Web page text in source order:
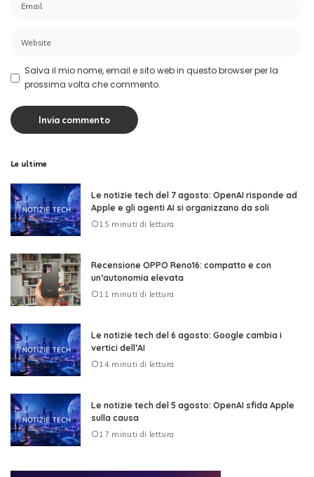
Salva il mio nome, email e sito web in questo browser per la
prossima volta che commento.
Le ultime
Le notizie tech del 7 agosto: OpenAI risponde ad
Apple e gli agenti AI si organizzano da soli
15 minuti di lettura
Recensione OPPO Reno16: compatto e con
un’autonomia elevata
11 minuti di lettura
Le notizie tech del 6 agosto: Google cambia i
vertici dell’AI
14 minuti di lettura
Le notizie tech del 5 agosto: OpenAI sfida Apple
sulla causa
17 minuti di lettura